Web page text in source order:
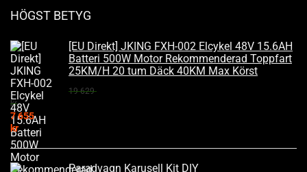
HÖGST BETYG
[EU Direkt] JKING FXH-002 Elcykel 48V 15.6AH
Batteri 500W Motor Rekommenderad Toppfart
25KM/H 20 tum Däck 40KM Max Körst
19 629
kr
7 655
kr
Paradvagn Karusell Kit DIY